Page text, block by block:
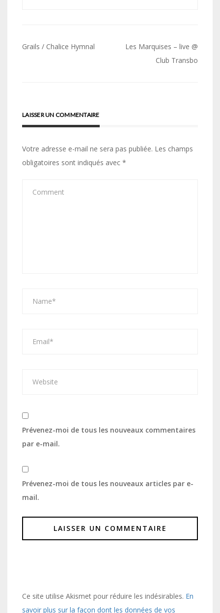
Navigation
Grails / Chalice Hymnal
Les Marquises – live @
Club Transbo
LAISSER UN COMMENTAIRE
Votre adresse e-mail ne sera pas publiée. Les champs
obligatoires sont indiqués avec *
Prévenez-moi de tous les nouveaux commentaires
par e-mail.
Prévenez-moi de tous les nouveaux articles par e-
mail.
Ce site utilise Akismet pour réduire les indésirables. En
savoir plus sur la façon dont les données de vos